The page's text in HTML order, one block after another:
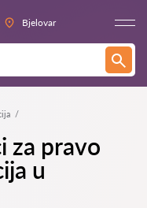
Bjelovar
za pravo
u